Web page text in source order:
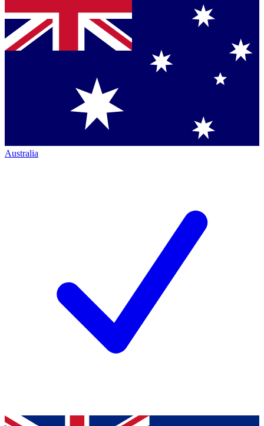
Australia